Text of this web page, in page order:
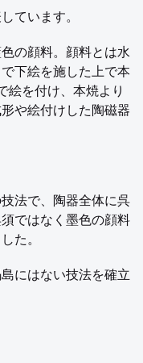
ています。
の顔料。顔料とは水
下絵を施した上で本
絵を付け、本焼より
や絵付けした陶磁器
法で、陶器全体に呉
ではなく墨色の顔料
た。
にはない技法を確立